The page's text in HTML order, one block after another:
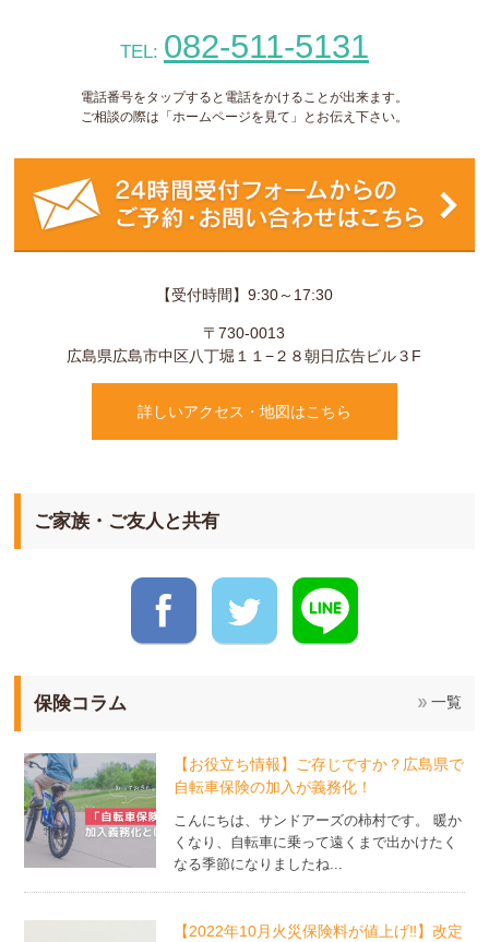
TEL: 082-511-5131
電話番号をタップすると電話をかけることが出来ます。
ご相談の際は「ホームページを見て」とお伝え下さい。
【受付時間】9:30～17:30
〒730-0013
広島県広島市中区八丁堀１１−２８朝日広告ビル３F
詳しいアクセス・地図はこちら
ご家族・ご友人と共有
保険コラム 一覧
【お役立ち情報】ご存じですか？広島県で
自転車保険の加入が義務化！
こんにちは、サンドアーズの柿村です。 暖か
くなり、自転車に乗って遠くまで出かけたく
なる季節になりましたね...
【2022年10月火災保険料が値上げ‼】改定